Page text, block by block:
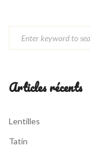
Articles récents
Lentilles
Tatin